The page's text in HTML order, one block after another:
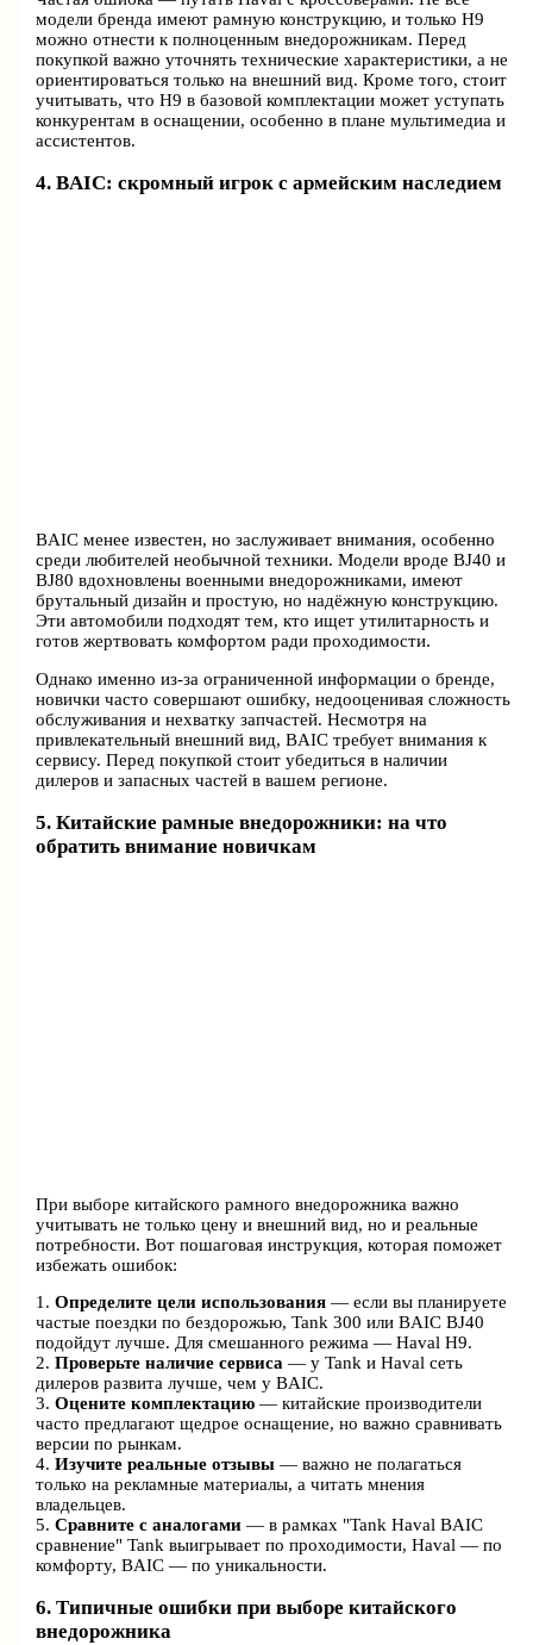
модели бренда имеют рамную конструкцию, и только H9
можно отнести к полноценным внедорожникам. Перед
покупкой важно уточнять технические характеристики, а не
ориентироваться только на внешний вид. Кроме того, стоит
учитывать, что H9 в базовой комплектации может уступать
конкурентам в оснащении, особенно в плане мультимедиа и
ассистентов.
4. BAIC: скромный игрок с армейским наследием
BAIC менее известен, но заслуживает внимания, особенно
среди любителей необычной техники. Модели вроде BJ40 и
BJ80 вдохновлены военными внедорожниками, имеют
брутальный дизайн и простую, но надёжную конструкцию.
Эти автомобили подходят тем, кто ищет утилитарность и
готов жертвовать комфортом ради проходимости.
Однако именно из-за ограниченной информации о бренде,
новички часто совершают ошибку, недооценивая сложность
обслуживания и нехватку запчастей. Несмотря на
привлекательный внешний вид, BAIC требует внимания к
сервису. Перед покупкой стоит убедиться в наличии
дилеров и запасных частей в вашем регионе.
5. Китайские рамные внедорожники: на что
обратить внимание новичкам
При выборе китайского рамного внедорожника важно
учитывать не только цену и внешний вид, но и реальные
потребности. Вот пошаговая инструкция, которая поможет
избежать ошибок:
1.Определите цели использования — если вы планируете
частые поездки по бездорожью, Tank 300 или BAIC BJ40
подойдут лучше. Для смешанного режима — Haval H9.
2.Проверьте наличие сервиса — у Tank и Haval сеть
дилеров развита лучше, чем у BAIC.
3.Оцените комплектацию — китайские производители
часто предлагают щедрое оснащение, но важно сравнивать
версии по рынкам.
4.Изучите реальные отзывы — важно не полагаться
только на рекламные материалы, а читать мнения
владельцев.
5.Сравните с аналогами — в рамках "Tank Haval BAIC
сравнение" Tank выигрывает по проходимости, Haval — по
комфорту, BAIC — по уникальности.
6. Типичные ошибки при выборе китайского
внедорожника